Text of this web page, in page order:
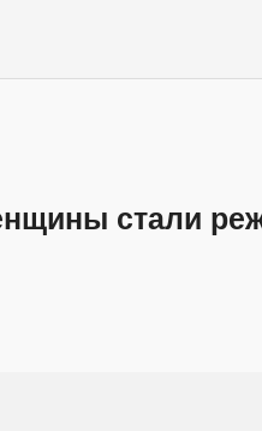
стали